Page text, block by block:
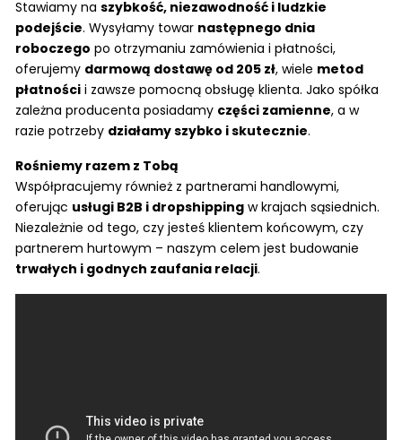
Stawiamy naszybkość, niezawodność i ludzkie
podejście. Wysyłamy towar następnego dnia
roboczego po otrzymaniu zamówienia i płatności,
oferujemy darmową dostawę od 205 zł, wiele metod
płatności i zawsze pomocną obsługę klienta. Jako spółka
zależna producenta posiadamy części zamienne, a w
razie potrzeby działamy szybko i skutecznie.
Rośniemy razem z Tobą
Współpracujemy również z partnerami handlowymi,
oferując usługi B2B i dropshipping w krajach sąsiednich.
Niezależnie od tego, czy jesteś klientem końcowym, czy
partnerem hurtowym – naszym celem jest budowanie
trwałych i godnych zaufania relacji.